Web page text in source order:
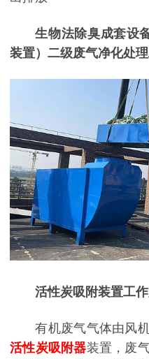
生物法除臭成套设
装置）二级废气净化处
活性炭吸附装置工作
有机废气气体由风
活性炭吸附器装置，废